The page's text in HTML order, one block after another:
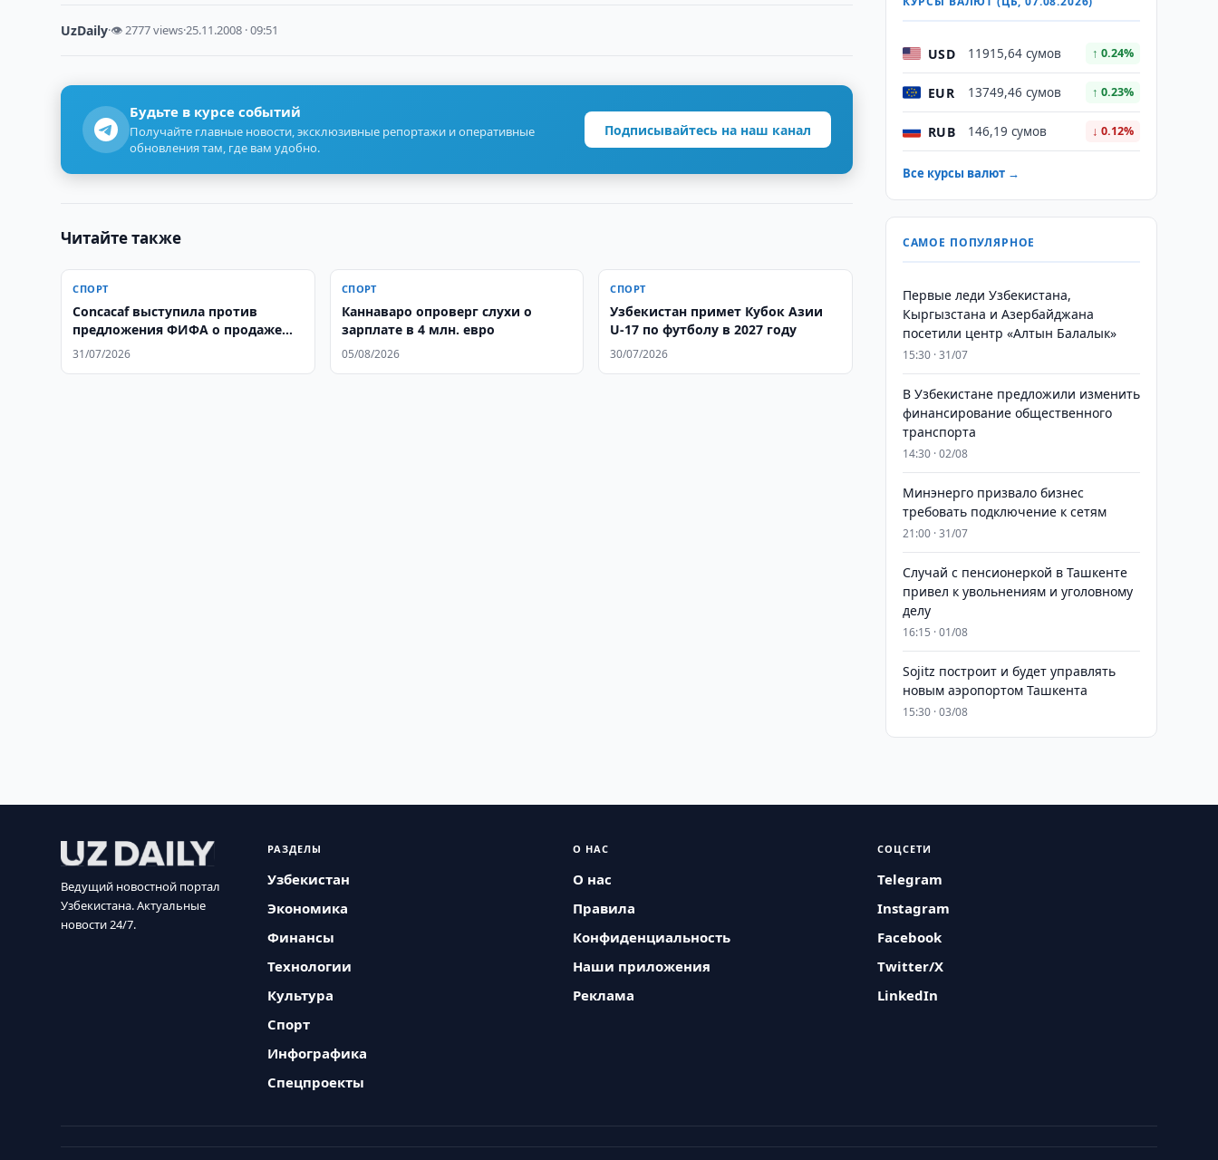
UzDaily·👁 2777 views·25.11.2008 · 09:51
Будьте в курсе событий
Получайте главные новости, эксклюзивные репортажи и оперативные
обновления там, где вам удобно.
Подписывайтесь на наш канал
Читайте также
СПОРТ
Concacaf выступила против
предложения ФИФА о продаже
доли в коммерческих правах
31/07/2026
СПОРТ
Каннаваро опроверг слухи о
зарплате в 4 млн. евро
05/08/2026
СПОРТ
Узбекистан примет Кубок Азии
U-17 по футболу в 2027 году
30/07/2026
USD 11915,64 сумов ↑ 0.24%
EUR 13749,46 сумов ↑ 0.23%
RUB 146,19 сумов ↓ 0.12%
Все курсы валют →
САМОЕ ПОПУЛЯРНОЕ
Первые леди Узбекистана,
Кыргызстана и Азербайджана
посетили центр «Алтын Балалык»
15:30 · 31/07
В Узбекистане предложили изменить
финансирование общественного
транспорта
14:30 · 02/08
Минэнерго призвало бизнес
требовать подключение к сетям
21:00 · 31/07
Случай с пенсионеркой в Ташкенте
привел к увольнениям и уголовному
делу
16:15 · 01/08
Sojitz построит и будет управлять
новым аэропортом Ташкента
15:30 · 03/08
Ведущий новостной портал
Узбекистана. Актуальные
новости 24/7.
РАЗДЕЛЫ
Узбекистан
Экономика
Финансы
Технологии
Культура
Спорт
Инфографика
Спецпроекты
О НАС
О нас
Правила
Конфиденциальность
Наши приложения
Реклама
СОЦСЕТИ
Telegram
Instagram
Facebook
Twitter/X
LinkedIn